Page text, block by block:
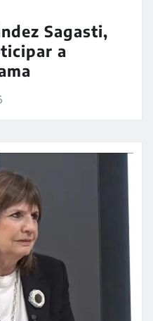
Sagasti,
a